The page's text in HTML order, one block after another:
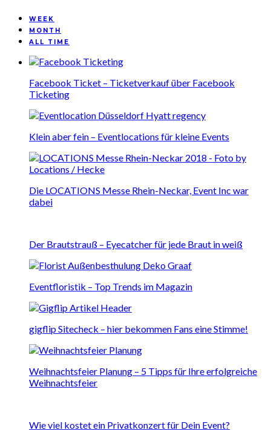
WEEK
MONTH
ALL TIME
Facebook Ticket – Ticketverkauf über Facebook
Ticketing
Klein aber fein – Eventlocations für kleine Events
Die LOCATIONS Messe Rhein-Neckar, Event Inc war
dabei
Der Brautstrauß – Eyecatcher für jede Braut in weiß
Eventfloristik – Top Trends im Magazin
gigflip Sitecheck – hier bekommen Fans eine Stimme!
Weihnachtsfeier Planung – 5 Tipps für Ihre erfolgreiche
Weihnachtsfeier
Wie viel kostet ein Privatkonzert für Dein Event?